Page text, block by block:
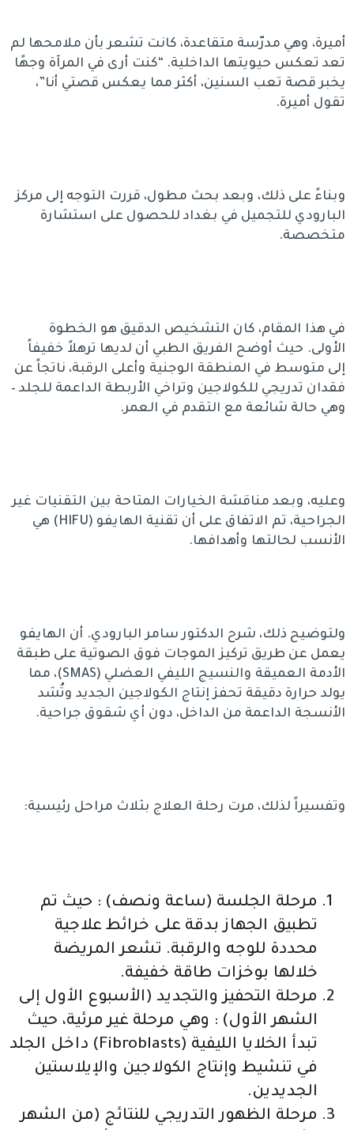
أميرة، وهي مدرّسة متقاعدة، كانت تشعر بأن ملامحها لم
تعد تعكس حيويتها الداخلية. “كنت أرى في المرآة وجهًا
يخبر قصة تعب السنين، أكثر مما يعكس قصتي أنا”،
تقول أميرة.
وبناءً على ذلك، وبعد بحث مطول، قررت التوجه إلى مركز
البارودي للتجميل في بغداد للحصول على استشارة
متخصصة.
في هذا المقام، كان التشخيص الدقيق هو الخطوة
الأولى. حيث أوضح الفريق الطبي أن لديها ترهلاً خفيفاً
إلى متوسط في المنطقة الوجنية وأعلى الرقبة، ناتجاً عن
فقدان تدريجي للكولاجين وتراخي الأربطة الداعمة للجلد –
وهي حالة شائعة مع التقدم في العمر.
وعليه، وبعد مناقشة الخيارات المتاحة بين التقنيات غير
الجراحية، تم الاتفاق على أن تقنية الهايفو (HIFU) هي
الأنسب لحالتها وأهدافها.
ولتوضيح ذلك، شرح الدكتور سامر البارودي. أن الهايفو
يعمل عن طريق تركيز الموجات فوق الصوتية على طبقة
الأدمة العميقة والنسيج الليفي العضلي (SMAS)، مما
يولد حرارة دقيقة تحفز إنتاج الكولاجين الجديد وتُشد
الأنسجة الداعمة من الداخل، دون أي شقوق جراحية.
وتفسيراً لذلك، مرت رحلة العلاج بثلاث مراحل رئيسية:
مرحلة الجلسة (ساعة ونصف) : حيث تم
تطبيق الجهاز بدقة على خرائط علاجية
محددة للوجه والرقبة. تشعر المريضة
خلالها بوخزات طاقة خفيفة.
مرحلة التحفيز والتجديد (الأسبوع الأول إلى
الشهر الأول) : وهي مرحلة غير مرئية، حيث
تبدأ الخلايا الليفية (Fibroblasts) داخل الجلد
في تنشيط وإنتاج الكولاجين والإيلاستين
الجديدين.
مرحلة الظهور التدريجي للنتائج (من الشهر